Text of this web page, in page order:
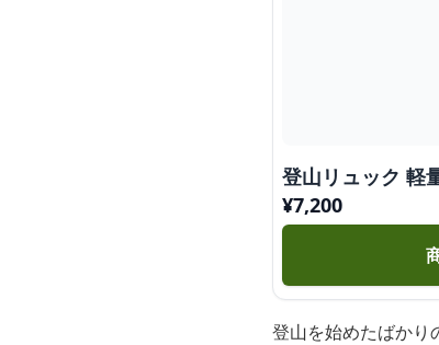
登山リュック 軽
¥7,200
登山を始めたばかり